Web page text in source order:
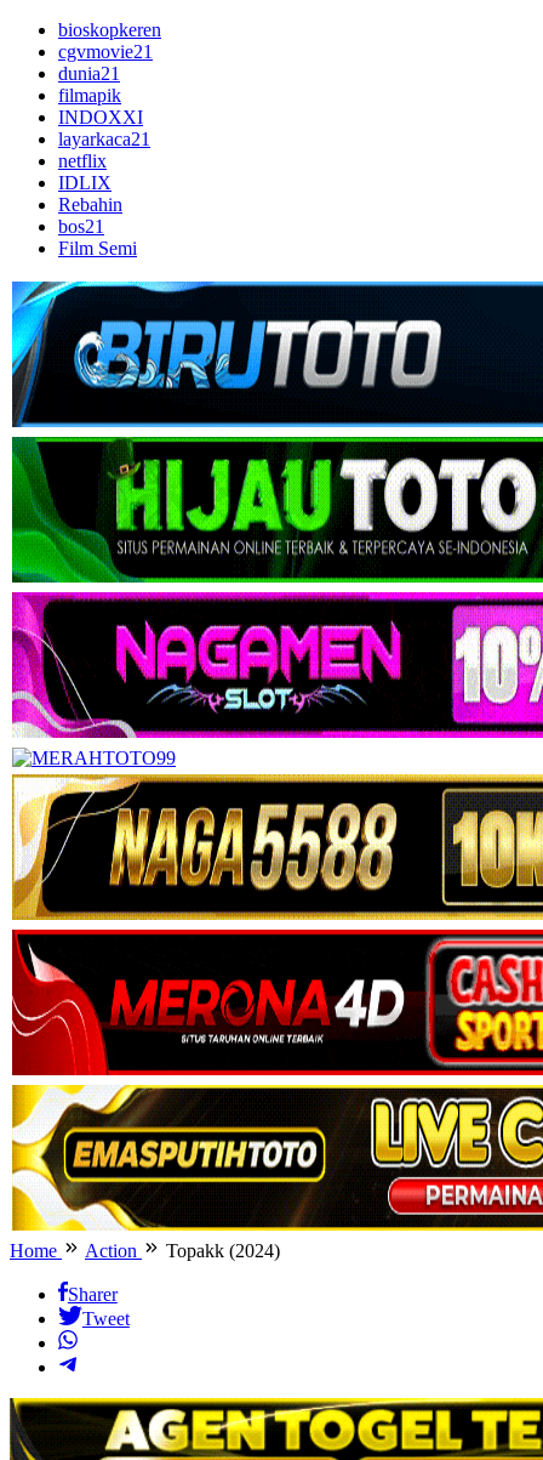
bioskopkeren
cgvmovie21
dunia21
filmapik
INDOXXI
layarkaca21
netflix
IDLIX
Rebahin
bos21
Film Semi
Home Action Topakk (2024)
Sharer
Tweet